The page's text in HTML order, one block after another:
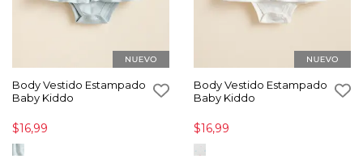
Body Vestido Estampado
Baby Kiddo
$16,99
Body Vestido Estampado
Baby Kiddo
$16,99